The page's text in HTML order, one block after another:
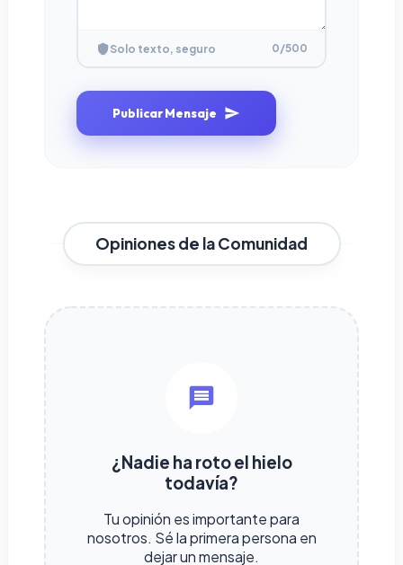
Solo texto, seguro 0/500
Publicar Mensaje
Opiniones de la Comunidad
¿Nadie ha roto el hielo
todavía?
Tu opinión es importante para
nosotros. Sé la primera persona en
dejar un mensaje.